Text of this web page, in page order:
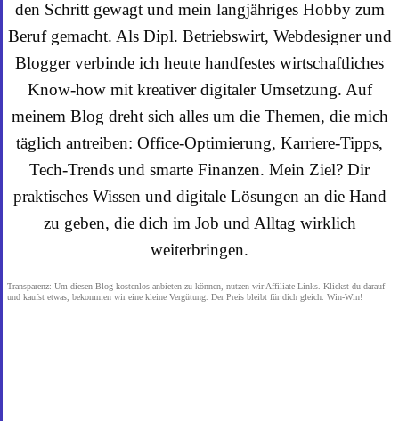
den Schritt gewagt und mein langjähriges Hobby zum
Beruf gemacht. Als Dipl. Betriebswirt, Webdesigner und
Blogger verbinde ich heute handfestes wirtschaftliches
Know-how mit kreativer digitaler Umsetzung. Auf
meinem Blog dreht sich alles um die Themen, die mich
täglich antreiben: Office-Optimierung, Karriere-Tipps,
Tech-Trends und smarte Finanzen. Mein Ziel? Dir
praktisches Wissen und digitale Lösungen an die Hand
zu geben, die dich im Job und Alltag wirklich
weiterbringen.
Transparenz: Um diesen Blog kostenlos anbieten zu können, nutzen wir Affiliate-Links. Klickst du darauf
und kaufst etwas, bekommen wir eine kleine Vergütung. Der Preis bleibt für dich gleich. Win-Win!